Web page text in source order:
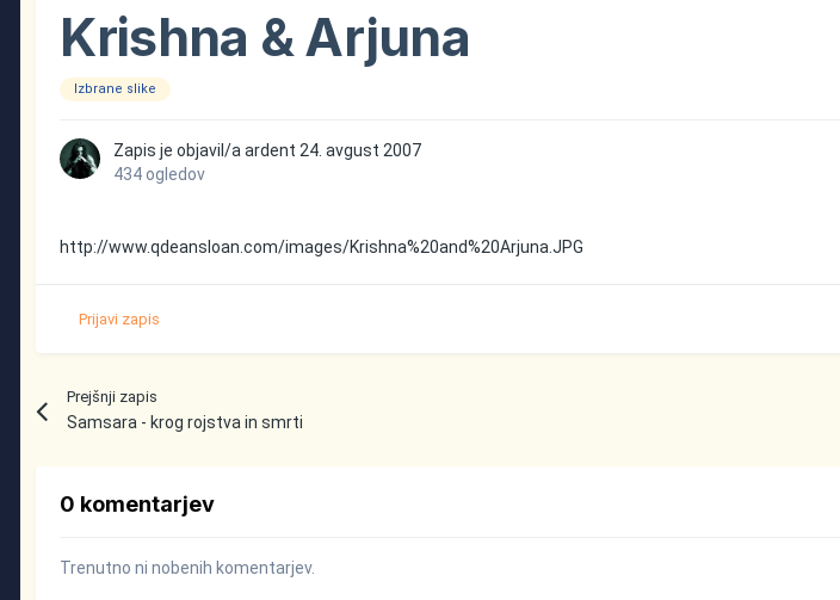
Krishna & Arjuna
Izbrane slike
Zapis je objavil/aardent 24. avgust 2007
434 ogledov
http://www.qdeansloan.com/images/Krishna%20and%20Arjuna.JPG
Prijavi zapis
Prejšnji zapis
Samsara - krog rojstva in smrti
0 komentarjev
Trenutno ni nobenih komentarjev.